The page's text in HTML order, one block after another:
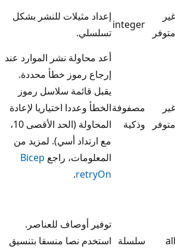
‏‫غير
متوفر‬
integer
إعداد مثيلات للنشر بشكل
تسلسلي.
‏‫غير
متوفر‬
مصفوفة
وذكية
أعد محاولة نشر الموارد عند
إرجاع رموز خطأ محددة.
يقبل قائمة سلاسل رموز
الخطأ وعددا اختياريا لإعادة
المحاولة (الحد الأقصى 10،
مع ارتداد أسي). لمزيد من
المعلومات، راجع Bicep
retryOn
.
all سلسلة
توفير أوصاف للعناصر.
استخدم نصا منسقا بتنسيق